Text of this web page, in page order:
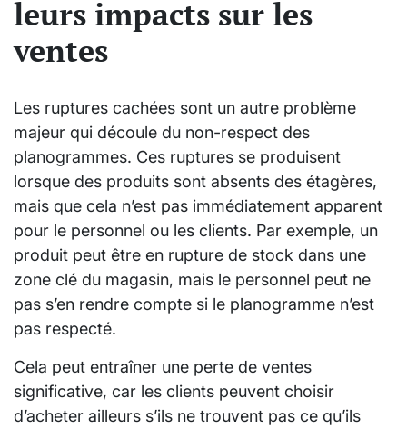
leurs impacts sur les
ventes
Les ruptures cachées sont un autre problème
majeur qui découle du non-respect des
planogrammes. Ces ruptures se produisent
lorsque des produits sont absents des étagères,
mais que cela n’est pas immédiatement apparent
pour le personnel ou les clients. Par exemple, un
produit peut être en rupture de stock dans une
zone clé du magasin, mais le personnel peut ne
pas s’en rendre compte si le planogramme n’est
pas respecté.
Cela peut entraîner une perte de ventes
significative, car les clients peuvent choisir
d’acheter ailleurs s’ils ne trouvent pas ce qu’ils